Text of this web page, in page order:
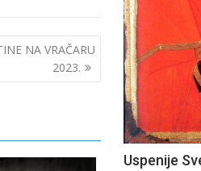
NA VRAČARU
2023.
Uspenije